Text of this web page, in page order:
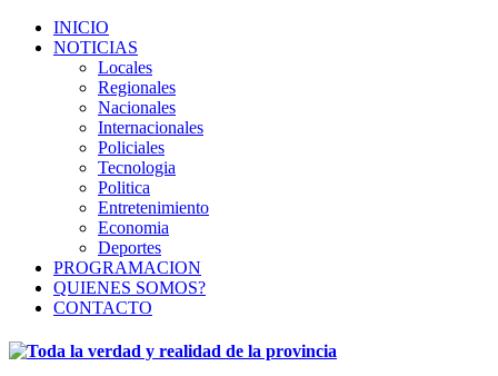
INICIO
NOTICIAS
Locales
Regionales
Nacionales
Internacionales
Policiales
Tecnologia
Politica
Entretenimiento
Economia
Deportes
PROGRAMACION
QUIENES SOMOS?
CONTACTO